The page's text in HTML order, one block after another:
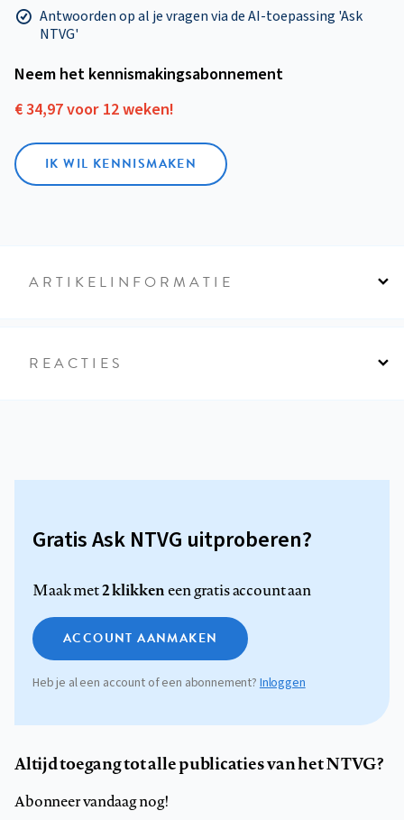
Antwoorden op al je vragen via de AI-toepassing 'Ask
NTVG'
Neem het kennismakings­abonnement
€ 34,97 voor 12 weken!
IK WIL KENNISMAKEN
ARTIKELINFORMATIE
REACTIES
Gratis Ask NTVG uitproberen?
Maak met2 klikkeneen gratis account aan
ACCOUNT AANMAKEN
Heb je al een account of een abonnement?Inloggen
Altijd toegang tot alle publicaties van het NTVG?
Abonneer vandaag nog!